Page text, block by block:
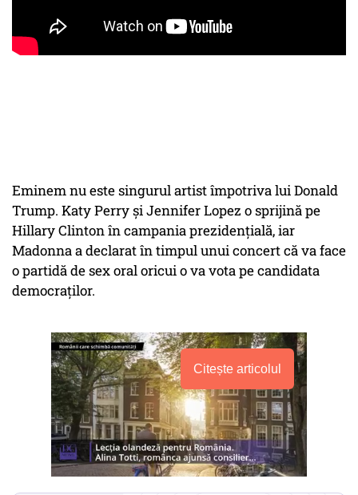
Eminem nu este singurul artist împotriva lui Donald
Trump. Katy Perry și Jennifer Lopez o sprijină pe
Hillary Clinton în campania prezidențială, iar
Madonna a declarat în timpul unui concert că va face
o partidă de sex oral oricui o va vota pe candidata
democraților.
Citește articolul